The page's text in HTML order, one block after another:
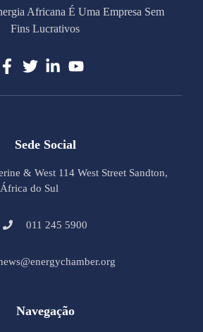
Africana É Uma Empresa Sem
Fins Lucrativos
Sede Social
& West 114 West Street Sandton,
do Sul
011 245 5900
Navegação